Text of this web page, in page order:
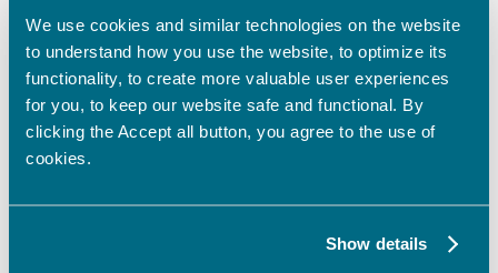
We use cookies and similar technologies on the website
to understand how you use the website, to optimize its
functionality, to create more valuable user experiences
for you, to keep our website safe and functional. By
clicking the Accept all button, you agree to the use of
cookies.
Show details